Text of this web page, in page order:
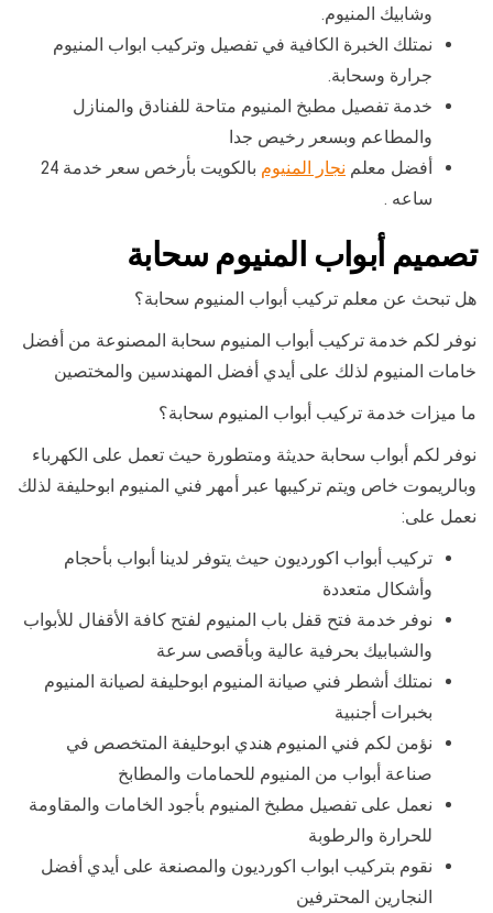
وشابيك المنيوم.
نمتلك الخبرة الكافية في تفصيل وتركيب ابواب المنيوم
جرارة وسحابة.
خدمة تفصيل مطبخ المنيوم متاحة للفنادق والمنازل
والمطاعم وبسعر رخيص جدا
أفضل معلم نجار المنيوم
بالكويت بأرخص سعر خدمة 24
ساعه .
تصميم أبواب المنيوم سحابة
هل تبحث عن معلم تركيب أبواب المنيوم سحابة؟
نوفر لكم خدمة تركيب أبواب المنيوم سحابة المصنوعة من أفضل
خامات المنيوم لذلك على أيدي أفضل المهندسين والمختصين
ما ميزات خدمة تركيب أبواب المنيوم سحابة؟
نوفر لكم أبواب سحابة حديثة ومتطورة حيث تعمل على الكهرباء
وبالريموت خاص ويتم تركيبها عبر أمهر فني المنيوم ابوحليفة لذلك
نعمل على:
تركيب أبواب اكورديون حيث يتوفر لدينا أبواب بأحجام
وأشكال متعددة
نوفر خدمة فتح قفل باب المنيوم لفتح كافة الأقفال للأبواب
والشبابيك بحرفية عالية وبأقصى سرعة
نمتلك أشطر فني صيانة المنيوم ابوحليفة لصيانة المنيوم
بخبرات أجنبية
نؤمن لكم فني المنيوم هندي ابوحليفة المتخصص في
صناعة أبواب من المنيوم للحمامات والمطابخ
نعمل على تفصيل مطبخ المنيوم بأجود الخامات والمقاومة
للحرارة والرطوبة
نقوم بتركيب ابواب اكورديون والمصنعة على أيدي أفضل
النجارين المحترفين